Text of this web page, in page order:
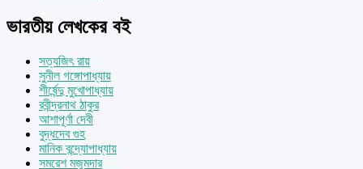
ভারতীয় লেখকের বই
সত্যজিৎ রায়
সুনীল গঙ্গোপাধ্যায়
শীর্ষেন্দু মুখোপাধ্যায়
রবীন্দ্রনাথ ঠাকুর
আশাপূর্ণা দেবী
বুদ্ধদেব গুহ
মানিক বন্দ্যোপাধ্যায়
সমরেশ মজুমদার